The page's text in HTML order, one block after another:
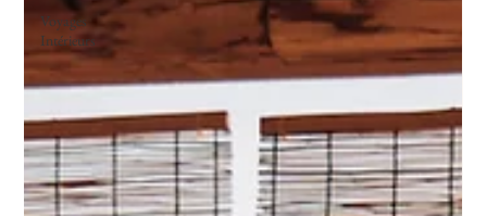
Voyages
Intérieurs